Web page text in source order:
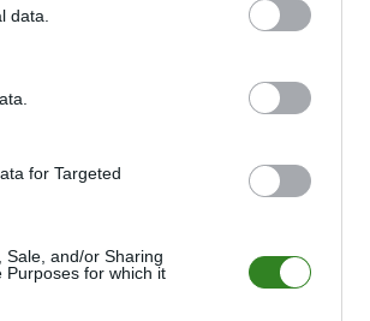
data.
for Targeted
Sale, and/or Sharing
Purposes for which it